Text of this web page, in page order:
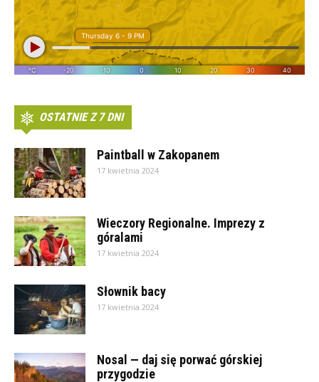
OSTATNIE Z 7 DNI
Paintball w Zakopanem
17 kwietnia 2024
Wieczory Regionalne. Imprezy z
góralami
17 kwietnia 2024
Słownik bacy
17 kwietnia 2024
Nosal — daj się porwać górskiej
przygodzie